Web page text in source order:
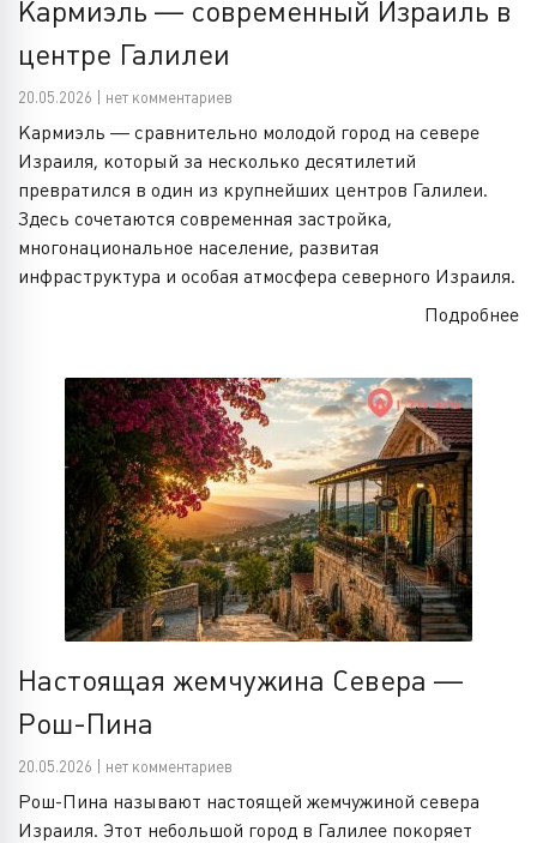
Кармиэль — современный Израиль в
центре Галилеи
20.05.2026 | нет комментариев
Кармиэль — сравнительно молодой город на севере
Израиля, который за несколько десятилетий
превратился в один из крупнейших центров Галилеи.
Здесь сочетаются современная застройка,
многонациональное население, развитая
инфраструктура и особая атмосфера северного Израиля.
Подробнее
Настоящая жемчужина Севера —
Рош-Пина
20.05.2026 | нет комментариев
Рош-Пина называют настоящей жемчужиной севера
Израиля. Этот небольшой город в Галилее покоряет